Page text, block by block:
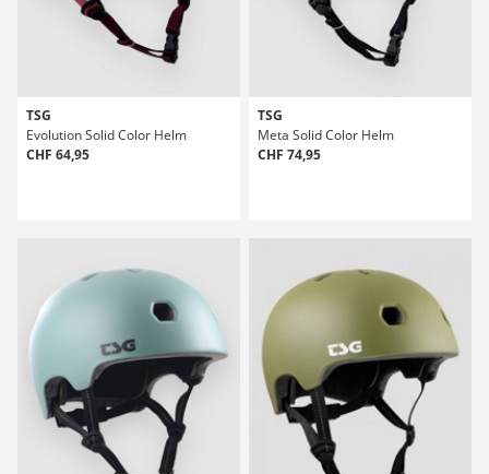
TSG
Evolution Solid Color Helm
CHF 64,95
TSG
Meta Solid Color Helm
CHF 74,95